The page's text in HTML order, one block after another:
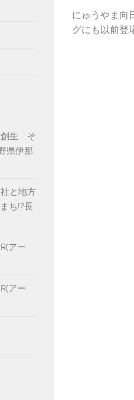
にゅうやま向
グにも以前登
創生 そ
県伊那
と地方
ち!?長
R(アー
R(アー